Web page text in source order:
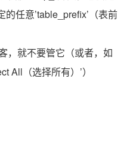
的任意’table_prefix’（表前
，就不要管它（或者，如
All（选择所有）’）